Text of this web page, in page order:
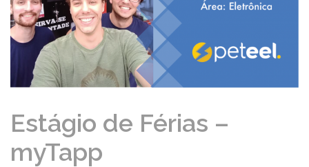
Estágio de Férias –
myTapp